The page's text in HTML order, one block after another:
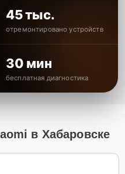
45 тыс.
отремонтировано устройств
30 мин
бесплатная диагностика
в Хабаровске